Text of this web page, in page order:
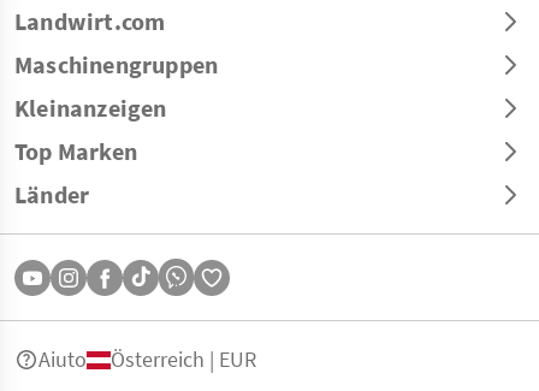
Landwirt.com
Maschinengruppen
Kleinanzeigen
Top Marken
Länder
Aiuto Österreich | EUR